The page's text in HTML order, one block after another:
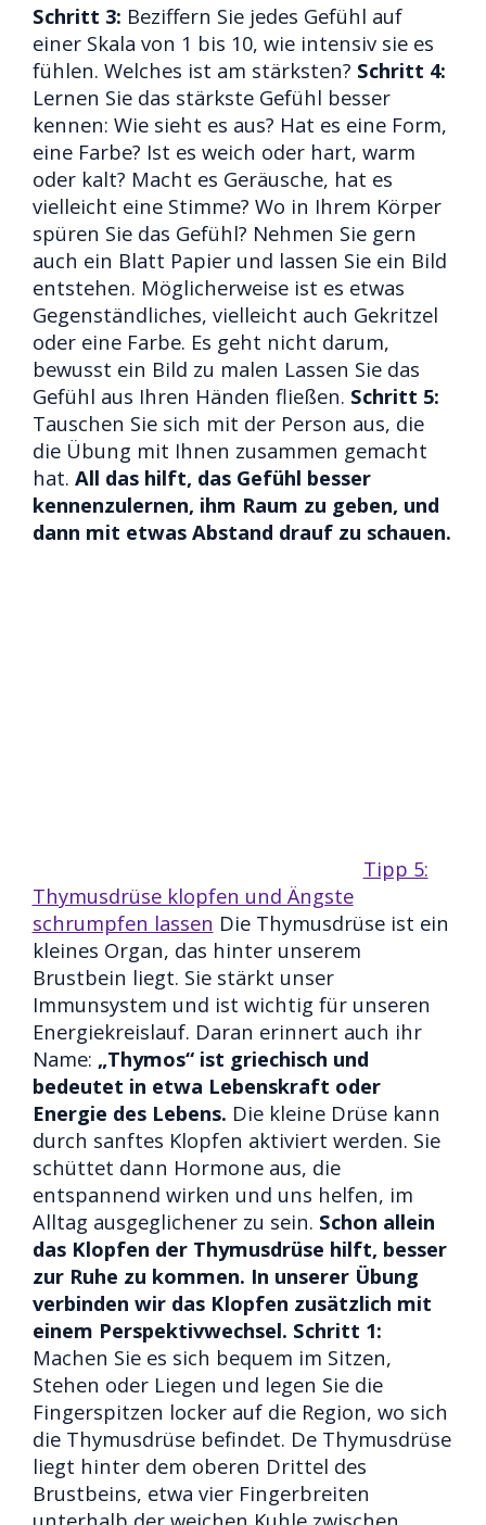
Schritt 3: Beziffern Sie jedes Gefühl auf
einer Skala von 1 bis 10, wie intensiv sie es
fühlen. Welches ist am stärksten? Schritt 4:
Lernen Sie das stärkste Gefühl besser
kennen: Wie sieht es aus? Hat es eine Form,
eine Farbe? Ist es weich oder hart, warm
oder kalt? Macht es Geräusche, hat es
vielleicht eine Stimme? Wo in Ihrem Körper
spüren Sie das Gefühl? Nehmen Sie gern
auch ein Blatt Papier und lassen Sie ein Bild
entstehen. Möglicherweise ist es etwas
Gegenständliches, vielleicht auch Gekritzel
oder eine Farbe. Es geht nicht darum,
bewusst ein Bild zu malen Lassen Sie das
Gefühl aus Ihren Händen fließen. Schritt 5:
Tauschen Sie sich mit der Person aus, die
die Übung mit Ihnen zusammen gemacht
hat. All das hilft, das Gefühl besser
kennenzulernen, ihm Raum zu geben, und
dann mit etwas Abstand drauf zu schauen.
Tipp 5:
Thymusdrüse klopfen und Ängste
schrumpfen lassen Die Thymusdrüse ist ein
kleines Organ, das hinter unserem
Brustbein liegt. Sie stärkt unser
Immunsystem und ist wichtig für unseren
Energiekreislauf. Daran erinnert auch ihr
Name: „Thymos“ ist griechisch und
bedeutet in etwa Lebenskraft oder
Energie des Lebens. Die kleine Drüse kann
durch sanftes Klopfen aktiviert werden. Sie
schüttet dann Hormone aus, die
entspannend wirken und uns helfen, im
Alltag ausgeglichener zu sein. Schon allein
das Klopfen der Thymusdrüse hilft, besser
zur Ruhe zu kommen. In unserer Übung
verbinden wir das Klopfen zusätzlich mit
einem Perspektivwechsel. Schritt 1:
Machen Sie es sich bequem im Sitzen,
Stehen oder Liegen und legen Sie die
Fingerspitzen locker auf die Region, wo sich
die Thymusdrüse befindet. De Thymusdrüse
liegt hinter dem oberen Drittel des
Brustbeins, etwa vier Fingerbreiten